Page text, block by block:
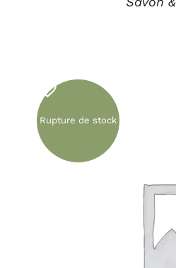
Rupture de stock